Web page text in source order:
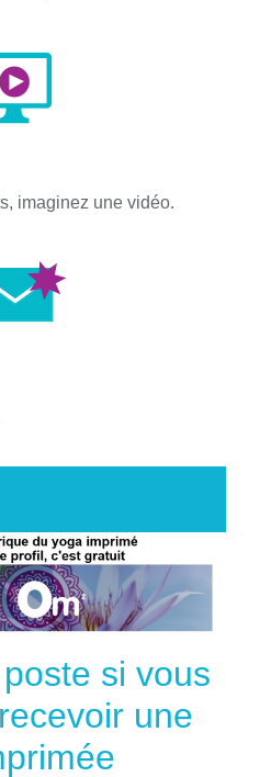
imaginez une vidéo.
si vous
une